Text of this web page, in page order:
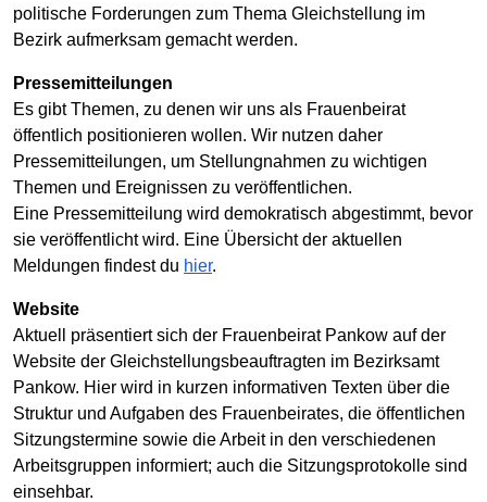
politische Forderungen zum Thema Gleichstellung im
Bezirk aufmerksam gemacht werden.
Pressemitteilungen
Es gibt Themen, zu denen wir uns als Frauenbeirat
öffentlich positionieren wollen. Wir nutzen daher
Pressemitteilungen, um Stellungnahmen zu wichtigen
Themen und Ereignissen zu veröffentlichen.
Eine Pressemitteilung wird demokratisch abgestimmt, bevor
sie veröffentlicht wird. Eine Übersicht der aktuellen
Meldungen findest du hier.
Website
Aktuell präsentiert sich der Frauenbeirat Pankow auf der
Website der Gleichstellungsbeauftragten im Bezirksamt
Pankow. Hier wird in kurzen informativen Texten über die
Struktur und Aufgaben des Frauenbeirates, die öffentlichen
Sitzungstermine sowie die Arbeit in den verschiedenen
Arbeitsgruppen informiert; auch die Sitzungsprotokolle sind
einsehbar.